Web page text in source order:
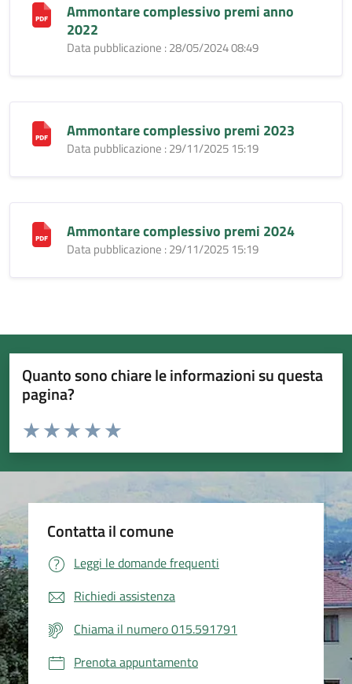
Ammontare complessivo premi anno
2022
Data pubblicazione : 28/05/2024 08:49
Ammontare complessivo premi 2023
Data pubblicazione : 29/11/2025 15:19
Ammontare complessivo premi 2024
Data pubblicazione : 29/11/2025 15:19
Quanto sono chiare le informazioni su questa
pagina?
Valuta da 1 a 5 stelle la pagina
Valuta 5 stelle su 5
Valuta 4 stelle su 5
Valuta 3 stelle su 5
Valuta 2 stelle su 5
Valuta 1 stelle su 5
Contatta il comune
Leggi le domande frequenti
Richiedi assistenza
Chiama il numero 015.591791
Prenota appuntamento